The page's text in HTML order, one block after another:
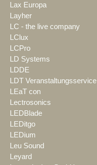
Lax Europa
Layher
LC - the live company
LClux
LCPro
LD Systems
LDDE
LDT Veranstaltungsservice
LEaT con
Lectrosonics
LEDBlade
LEDitgo
LEDium
Leu Sound
Leyard